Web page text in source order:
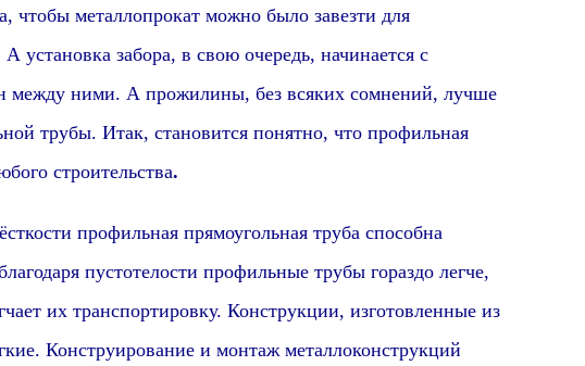
чтобы металлопрокат можно было завезти для
установка забора, в свою очередь, начинается с
между ними. А прожилины, без всяких сомнений, лучше
трубы. Итак, становится понятно, что профильная
строительства.
профильная прямоугольная труба способна
пустотелости профильные трубы гораздо легче,
их транспортировку. Конструкции, изготовленные из
Конструирование и монтаж металлоконструкций